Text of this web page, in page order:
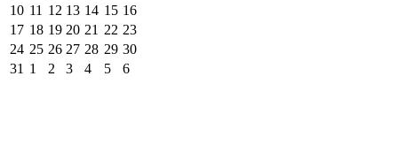
10 11 12 13 14 15 16
17 18 19 20 21 22 23
24 25 26 27 28 29 30
31 1 2 3 4 5 6